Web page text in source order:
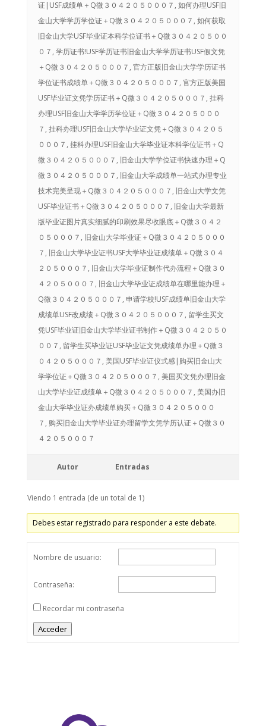
证|USF成绩单＋Q微３０４２０５０００７, 如何办理USF旧
金山大学学历学位证＋Q微３０４２０５０００７, 如何获取
旧金山大学USF毕业证本科学位证书＋Q微３０４２０５００
０７, 学历证书!USF学历证书旧金山大学学历证书USF假文凭
＋Q微３０４２０５０００７, 官方正版旧金山大学学历证书
学位证书成绩单＋Q微３０４２０５０００７, 官方正版美国
USF毕业证文凭学历证书＋Q微３０４２０５０００７, 挂科
办理USF旧金山大学学历学位证＋Q微３０４２０５０００
７, 挂科办理USF旧金山大学毕业证文凭＋Q微３０４２０５
０００７, 挂科办理USF旧金山大学毕业证本科学位证书＋Q
微３０４２０５０００７, 旧金山大学学位证书快速办理＋Q
微３０４２０５０００７, 旧金山大学成绩单一站式办理专业
技术完美呈现＋Q微３０４２０５０００７, 旧金山大学文凭
USF毕业证书＋Q微３０４２０５０００７, 旧金山大学最新
版毕业证图片真实细腻的印刷效果尽收眼底＋Q微３０４２
０５０００７, 旧金山大学毕业证＋Q微３０４２０５０００
７, 旧金山大学毕业证书USF大学毕业证成绩单＋Q微３０４
２０５０００７, 旧金山大学毕业证制作代办流程＋Q微３０
４２０５０００７, 旧金山大学毕业证成绩单在哪里能办理＋
Q微３０４２０５０００７, 申请学校!USF成绩单旧金山大学
成绩单USF改成绩＋Q微３０４２０５０００７, 留学生买文
凭USF毕业证旧金山大学毕业证书制作＋Q微３０４２０５０
００７, 留学生买毕业证USF毕业证文凭成绩单办理＋Q微３
０４２０５０００７, 美国USF毕业证仪式感|购买旧金山大
学学位证＋Q微３０４２０５０００７, 美国买文凭办理旧金
山大学毕业证成绩单＋Q微３０４２０５０００７, 美国办旧
金山大学毕业证办成绩单购买＋Q微３０４２０５０００
７, 购买旧金山大学毕业证办理留学文凭学历认证＋Q微３０
４２０５０００７
Autor Entradas
Viendo 1 entrada (de un total de 1)
Debes estar registrado para responder a este debate.
Nombre de usuario:
Contraseña:
Recordar mi contraseña
Acceder